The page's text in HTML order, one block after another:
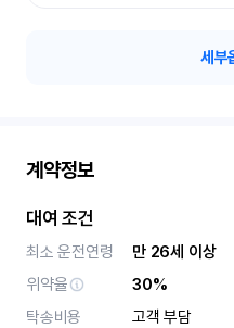
세부
계약정보
대여 조건
최소 운전연령
만 26세 이상
위약율
30%
탁송비용
고객 부담